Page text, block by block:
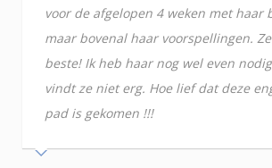
voor de afgelopen 4 weken met haar
maar bovenal haar voorspellingen.
beste! Ik heb haar nog wel even
vindt ze niet erg. Hoe lief dat deze
pad is gekomen !!!